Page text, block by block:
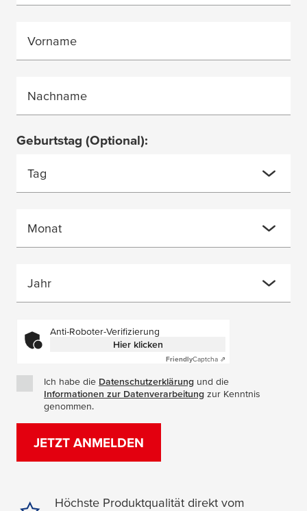
Vorname
Nachname
Geburtstag (Optional):
Tag
Monat
Jahr
Anti-Roboter-Verifizierung
Hier klicken
FriendlyCaptcha ⇗
Ich habe die Datenschutzerklärung (Öffnet in einem neuen
und die
Informationen zur Datenverarbeitung (Öffnet in einem
zur Kenntnis
genommen.
JETZT ANMELDEN
Höchste Produktqualität direkt vom